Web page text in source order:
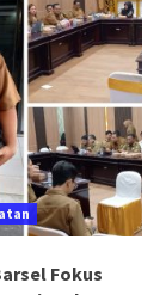
Fokus